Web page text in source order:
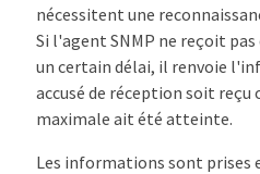
nécessitent une
Si l'agent SNMP ne reçoit
un certain délai, il renvoie
accusé de réception soit reçu
maximale ait été atteinte.
Les informations sont prises